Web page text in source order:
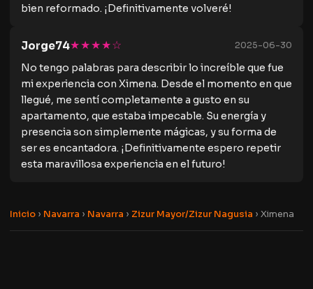
Inicio › Navarra › Navarra › Zizur Mayor/Zizur Nagusia › Ximena
bien reformado. ¡Definitivamente volveré!
Jorge74★★★★☆ 2025-06-30
No tengo palabras para describir lo increíble que fue
mi experiencia con Ximena. Desde el momento en que
llegué, me sentí completamente a gusto en su
apartamento, que estaba impecable. Su energía y
presencia son simplemente mágicas, y su forma de
ser es encantadora. ¡Definitivamente espero repetir
esta maravillosa experiencia en el futuro!